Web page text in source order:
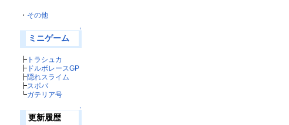
・ その他
↑
ミニゲーム
┣トラシュカ
┣ドルボレースGP
┣隠れスライム
┣スボバ
┗ガテリア号
↑
更新履歴